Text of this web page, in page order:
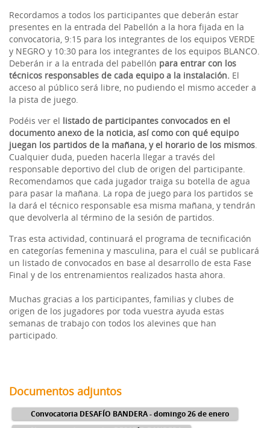
Recordamos a todos los participantes que deberán estar
presentes en la entrada del Pabellón a la hora fijada en la
convocatoria, 9:15 para los integrantes de los equipos VERDE
y NEGRO y 10:30 para los integrantes de los equipos BLANCO.
Deberán ir a la entrada del pabellón para entrar con los
técnicos responsables de cada equipo a la instalación. El
acceso al público será libre, no pudiendo el mismo acceder a
la pista de juego.
Podéis ver el listado de participantes convocados en el
documento anexo de la noticia, así como con qué equipo
juegan los partidos de la mañana, y el horario de los mismos.
Cualquier duda, pueden hacerla llegar a través del
responsable deportivo del club de origen del participante.
Recomendamos que cada jugador traiga su botella de agua
para pasar la mañana. La ropa de juego para los partidos se
la dará el técnico responsable esa misma mañana, y tendrán
que devolverla al término de la sesión de partidos.
Tras esta actividad, continuará el programa de tecnificación
en categorías femenina y masculina, para el cuál se publicará
un listado de convocados en base al desarrollo de esta Fase
Final y de los entrenamientos realizados hasta ahora.
Muchas gracias a los participantes, familias y clubes de
origen de los jugadores por toda vuestra ayuda estas
semanas de trabajo con todos los alevines que han
participado.
Documentos adjuntos
Convocatoria DESAFÍO BANDERA - domingo 26 de enero